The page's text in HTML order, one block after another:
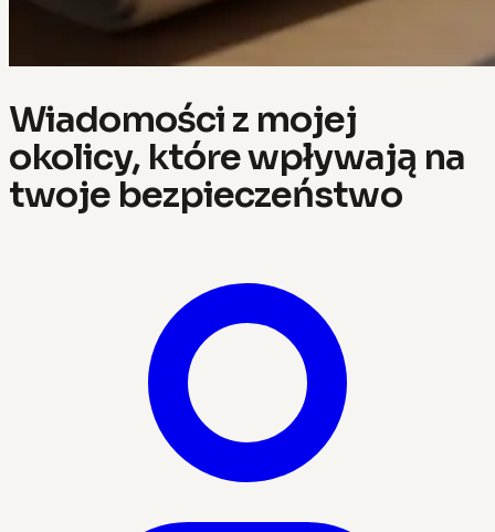
Wiadomości z mojej
okolicy, które wpływają na
twoje bezpieczeństwo